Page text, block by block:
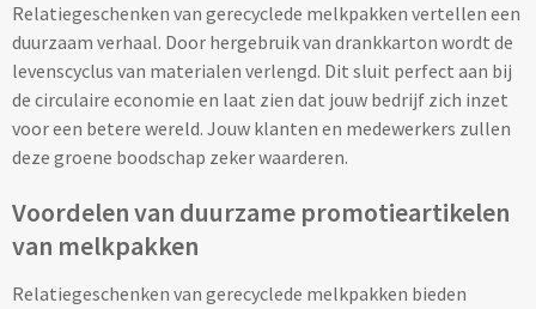
Sneakers bedrukken
Kledingtassen bedrukken
Schoenentassen bedrukken
Technologie
Opladers
Relatiegeschenken van gerecyclede melkpakken vertellen een
duurzaam verhaal. Door hergebruik van drankkarton wordt de
levenscyclus van materialen verlengd. Dit sluit perfect aan bij
de circulaire economie en laat zien dat jouw bedrijf zich inzet
voor een betere wereld. Jouw klanten en medewerkers zullen
deze groene boodschap zeker waarderen.
Voordelen van duurzame promotieartikelen
van melkpakken
Relatiegeschenken van gerecyclede melkpakken bieden